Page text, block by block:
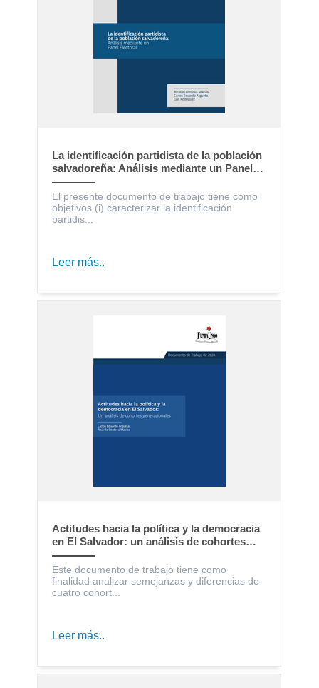
La identificación partidista de la población
salvadoreña: Análisis mediante un Panel
Electoral
El presente documento de trabajo tiene como
objetivos (i) caracterizar la identificación
partidis...
Leer más..
Actitudes hacia la política y la democracia
en El Salvador: un análisis de cohortes
generacionales
Este documento de trabajo tiene como
finalidad analizar semejanzas y diferencias de
cuatro cohort...
Leer más..